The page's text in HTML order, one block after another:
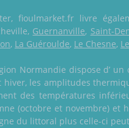
fioulmarket.fr livre
Guernanville, Saint-
, La Guéroulde, Le Chesne,
Normandie dispose d’
hiver, les amplitudes
des températures
(octobre et novembre) et
du littoral plus celle-ci